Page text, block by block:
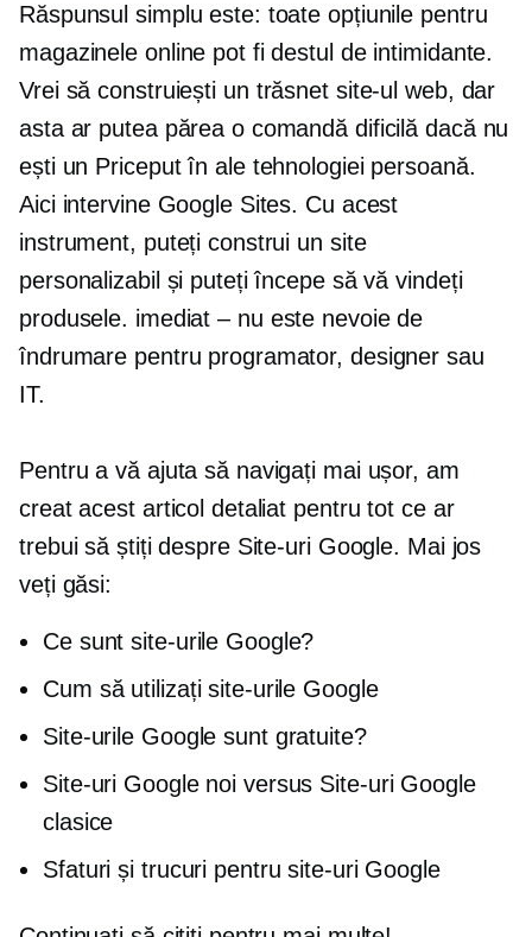
Răspunsul simplu este: toate opțiunile pentru
magazinele online pot fi destul de intimidante.
Vrei să construiești un trăsnetsite-ul web, dar
asta ar putea părea o comandă dificilă dacă nu
ești un Priceput în ale tehnologieipersoană.
Aici intervine Google Sites. Cu acest
instrument, puteți construi un site
personalizabil și puteți începe să vă vindeți
produsele. imediat – nu este nevoie de
îndrumare pentru programator, designer sau
IT.
Pentru a vă ajuta să navigați mai ușor, am
creat acest articol detaliat pentru tot ce ar
trebui să știți despre Site-uri Google. Mai jos
veți găsi:
Ce sunt site-urile Google?
Cum să utilizați site-urile Google
Site-urile Google sunt gratuite?
Site-uri Google noi versus Site-uri Google
clasice
Sfaturi și trucuri pentru site-uri Google